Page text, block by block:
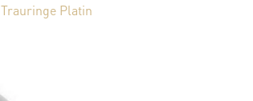
Trauringe Platin